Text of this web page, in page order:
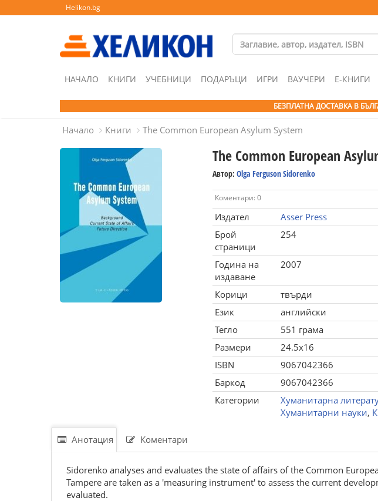
Helikon.bg
НАЧАЛО КНИГИ УЧЕБНИЦИ ПОДАРЪЦИ ИГРИ ВАУЧЕРИ Е-КНИГИ
БЕЗПЛАТНА ДОСТАВКА В
Начало Книги The Common European Asylum System
The Common European
Автор: Olga Ferguson Sidorenko
Коментари: 0
Издател
Asser Press
Брой
страници
254
Година на
издаване
2007
Корици
твърди
Език
английски
Тегло
551 грама
Размери
24.5x16
ISBN
9067042366
Баркод
9067042366
Категории
Хуманитарна
Хуманитарни науки,
Анотация Коментари
Sidorenko analyses and evaluates the state of affairs of the Common
Tampere are taken as a 'measuring instrument' to assess the current
evaluated.